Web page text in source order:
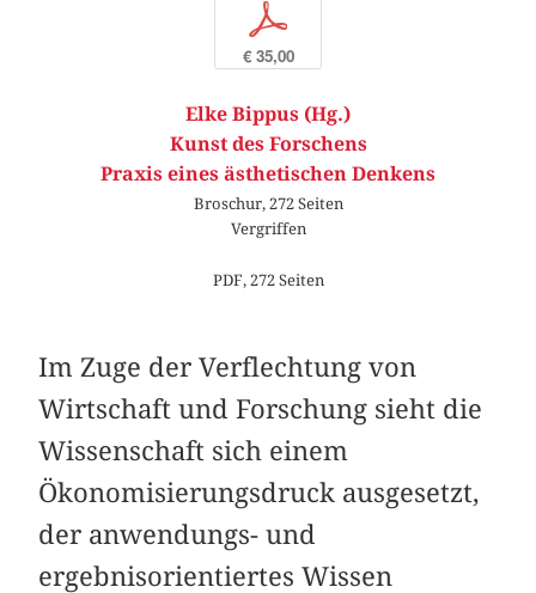
p
€ 35,00
Elke Bippus (Hg.)
Kunst des Forschens
Praxis eines ästhetischen Denkens
Broschur, 272 Seiten
Vergriffen
PDF, 272 Seiten
Im Zuge der Verflechtung von
Wirtschaft und Forschung sieht die
Wissenschaft sich einem
Ökonomisierungsdruck ausgesetzt,
der anwendungs- und
ergebnisorientiertes Wissen